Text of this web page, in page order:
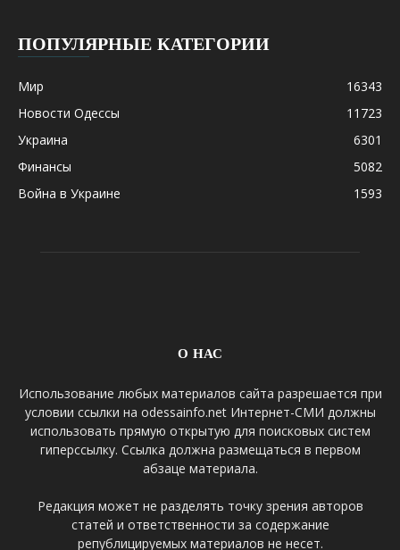
ПОПУЛЯРНЫЕ КАТЕГОРИИ
Мир
16343
Новости Одессы
11723
Украина
6301
Финансы
5082
Война в Украине
1593
О НАС
Использование любых материалов сайта разрешается при
условии ссылки на odessainfo.net Интернет-СМИ должны
использовать прямую открытую для поисковых систем
гиперссылку. Ссылка должна размещаться в первом
абзаце материала.
Редакция может не разделять точку зрения авторов
статей и ответственности за содержание
републицируемых материалов не несет.